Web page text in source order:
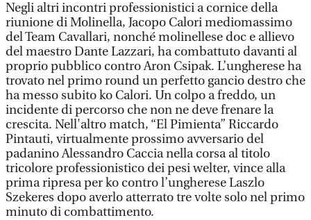
Negli altri incontri professionistici a cornice della
riunione di Molinella, Jacopo Calori mediomassimo
del Team Cavallari, nonché molinellese doc e allievo
del maestro Dante Lazzari, ha combattuto davanti al
proprio pubblico contro Aron Csipak. L’ungherese ha
trovato nel primo round un perfetto gancio destro che
ha messo subito ko Calori. Un colpo a freddo, un
incidente di percorso che non ne deve frenare la
crescita. Nell'altro match, “El Pimienta” Riccardo
Pintauti, virtualmente prossimo avversario del
padanino Alessandro Caccia nella corsa al titolo
tricolore professionistico dei pesi welter, vince alla
prima ripresa per ko contro l’ungherese Laszlo
Szekeres dopo averlo atterrato tre volte solo nel primo
minuto di combattimento.